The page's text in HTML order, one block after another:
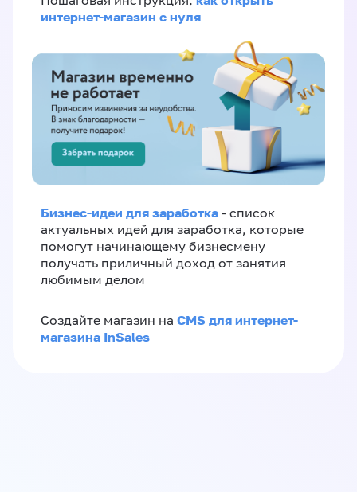
интернет-магазин с нуля
Бизнес-идеи для заработка - список
актуальных идей для заработка, которые
помогут начинающему бизнесмену
получать приличный доход от занятия
любимым делом
Создайте магазин на CMS для интернет-
магазина InSales